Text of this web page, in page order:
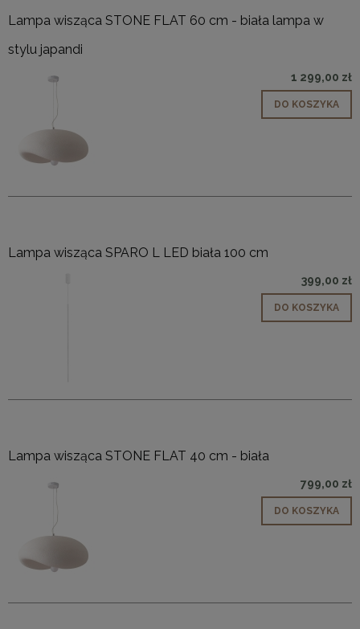
Lampa wisząca STONE FLAT 60 cm - biała lampa w
stylu japandi
1 299,00 zł
DO KOSZYKA
Lampa wisząca SPARO L LED biała 100 cm
399,00 zł
DO KOSZYKA
Lampa wisząca STONE FLAT 40 cm - biała
799,00 zł
DO KOSZYKA